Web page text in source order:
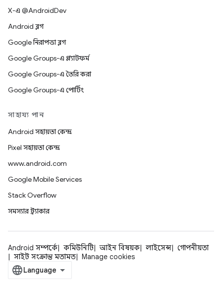
X-এ @AndroidDev
Android ব্লগ
Google নিরাপত্তা ব্লগ
Google Groups-এ প্ল্যাটফর্ম
Google Groups-এ তৈরি করা
Google Groups-এ পোর্টিং
সাহায্য পান
Android সহায়তা কেন্দ্র
Pixel সহায়তা কেন্দ্র
www.android.com
Google Mobile Services
Stack Overflow
সমস্যার ট্র্যাকার
Android সম্পর্কে কমিউনিটি আইন বিষয়ক লাইসেন্স
গোপনীয়তা
সাইট সংক্রান্ত মতামত
Manage cookies